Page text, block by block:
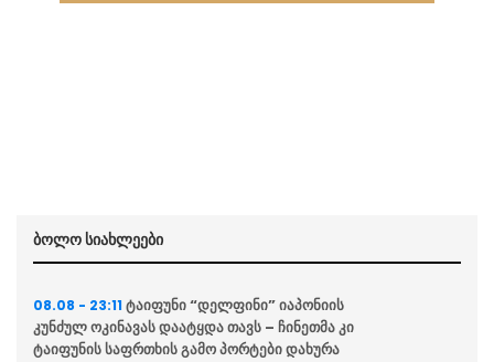
ბოლო სიახლეები
08.08 - 23:11 ტაიფუნი “დელფინი” იაპონიის
კუნძულ ოკინავას დაატყდა თავს – ჩინეთმა კი
ტაიფუნის საფრთხის გამო პორტები დახურა